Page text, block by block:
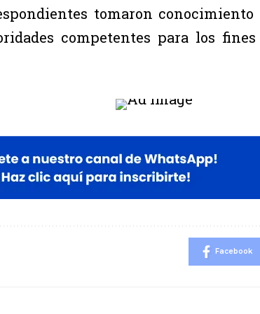
tomaron
competentes para los
Facebook